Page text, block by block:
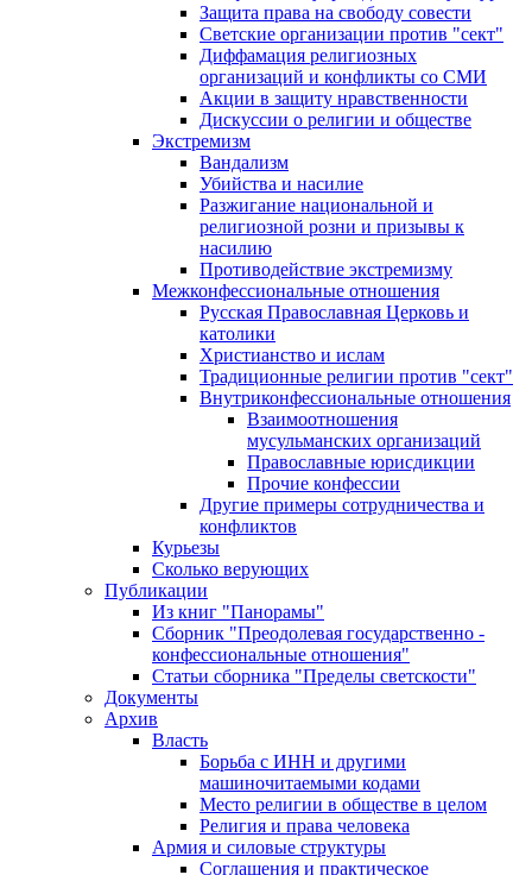
Защита права на свободу совести
Светские организации против "сект"
Диффамация религиозных
организаций и конфликты со СМИ
Акции в защиту нравственности
Дискуссии о религии и обществе
Экстремизм
Вандализм
Убийства и насилие
Разжигание национальной и
религиозной розни и призывы к
насилию
Противодействие экстремизму
Межконфессиональные отношения
Русская Православная Церковь и
католики
Христианство и ислам
Традиционные религии против "сект"
Внутриконфессиональные отношения
Взаимоотношения
мусульманских организаций
Православные юрисдикции
Прочие конфессии
Другие примеры сотрудничества и
конфликтов
Курьезы
Сколько верующих
Публикации
Из книг "Панорамы"
Сборник "Преодолевая государственно -
конфессиональные отношения"
Статьи сборника "Пределы светскости"
Документы
Архив
Власть
Борьба с ИНН и другими
машиночитаемыми кодами
Место религии в обществе в целом
Религия и права человека
Армия и силовые структуры
Соглашения и практическое